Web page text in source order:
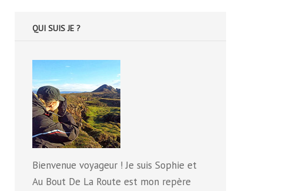
QUI SUIS JE ?
Bienvenue voyageur ! Je suis Sophie et
Au Bout De La Route est mon repère